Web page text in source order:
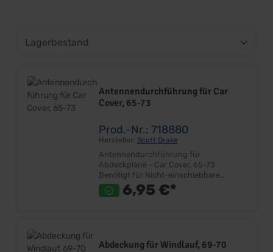
Antennendurchführung für Car
Cover, 65-73
Prod.-Nr.: 718880
Hersteller: Scott Drake
Antennendurchführung für
Abdeckplane - Car Cover, 65-73
Benötigt für Nicht-einschiebbare
Antennen Sehr gute Qualität Montage
im Car Cover Lieferumfang: Stück Preis:6,95 €*
Abdeckung für Windlauf, 69-70